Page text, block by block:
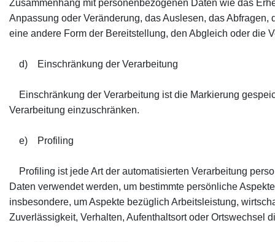
Zusammenhang mit personenbezogenen Daten wie das
Anpassung oder Veränderung, das Auslesen, das
eine andere Form der Bereitstellung, den Abgleich oder die
d) Einschränkung der Verarbeitung
Einschränkung der Verarbeitung ist die Markierung
Verarbeitung einzuschränken.
e) Profiling
Profiling ist jede Art der automatisierten Verarbeitung
Daten verwendet werden, um bestimmte persönliche
insbesondere, um Aspekte bezüglich Arbeitsleistung,
Zuverlässigkeit, Verhalten, Aufenthaltsort oder Ortswechsel